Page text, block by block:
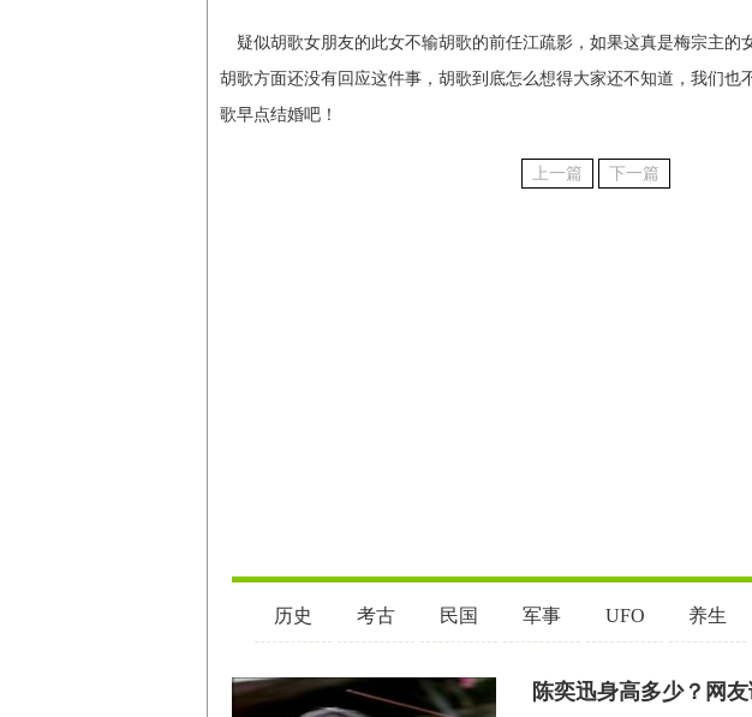
疑似胡歌女朋友的此女不输胡歌的前任江疏影，如果这真是梅宗主的
胡歌方面还没有回应这件事，胡歌到底怎么想得大家还不知道，我们也
歌早点结婚吧！
上一篇 下一篇